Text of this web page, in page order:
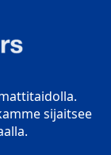
sijaitsee